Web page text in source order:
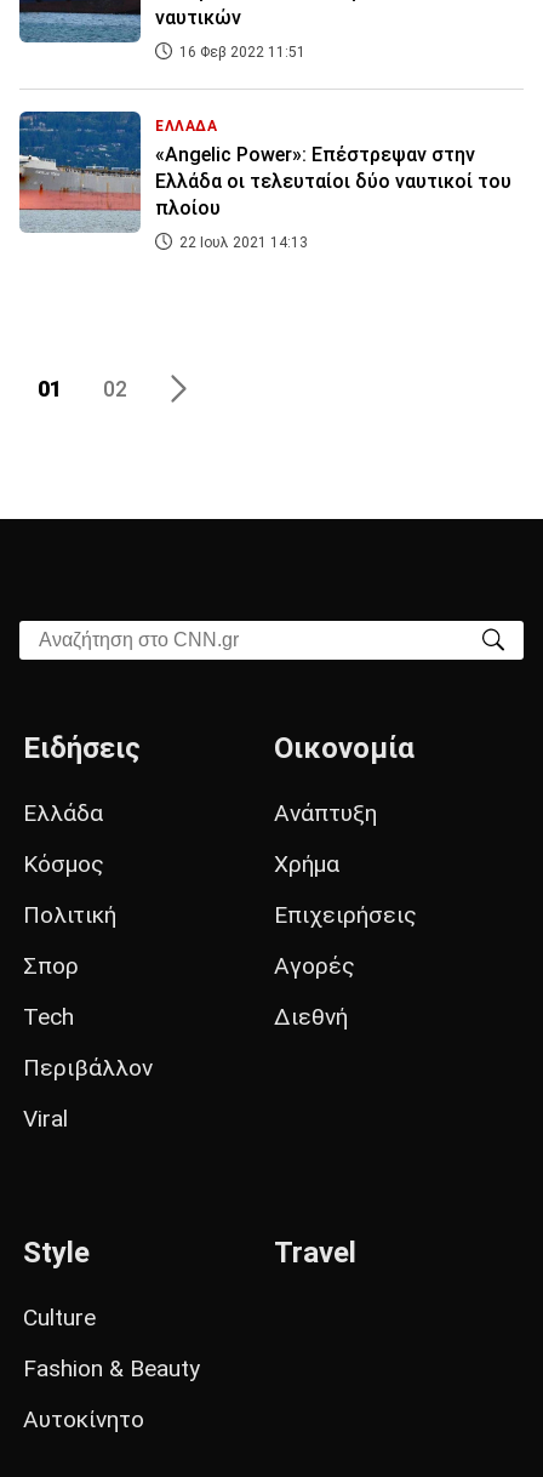
ναυτικών
16 Φεβ 2022 11:51
ΕΛΛΑΔΑ
«Angelic Power»: Επέστρεψαν στην
Ελλάδα οι τελευταίοι δύο ναυτικοί του
πλοίου
22 Ιουλ 2021 14:13
01 02
Αναζήτηση στο CNN.gr
Ειδήσεις
Ελλάδα
Κόσμος
Πολιτική
Σπορ
Tech
Περιβάλλον
Viral
Οικονομία
Ανάπτυξη
Χρήμα
Επιχειρήσεις
Αγορές
Διεθνή
Style
Culture
Fashion & Beauty
Αυτοκίνητο
Travel